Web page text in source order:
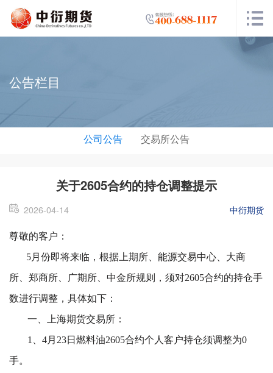
公告栏目
公司公告 交易所公告
关于2605合约的持仓调整提示
2026-04-14 中衍期货
尊敬的客户：
5月份即将来临，根据上期所、能源交易中心、大商
所、郑商所、广期所、中金所规则，须对2605合约的持仓手
数进行调整，具体如下：
一、上海期货交易所：
1、4月23日燃料油2605合约个人客户持仓须调整为0
手。